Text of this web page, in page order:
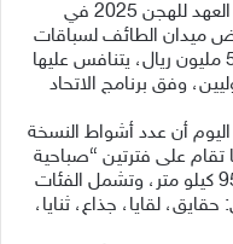
تنطلق النسخة السابعة من مهرجان ولي العهد للهجن 2025 في
ميدان الطائف لسباقات
الهجن، وبجوائز مالية تتجاوز مجموعها 50 مليون ريال، يتنافس عليها
وفق برنامج الاتحاد
أن عدد أشواط النسخة
249 شوطًا متنوعًا تقام على فترتين “صباحية
ومسائية” تقطع فيها المطايا مسافة 953 كيلو متر، وتشمل الفئات
لقايا، جذاع، ثنايا،